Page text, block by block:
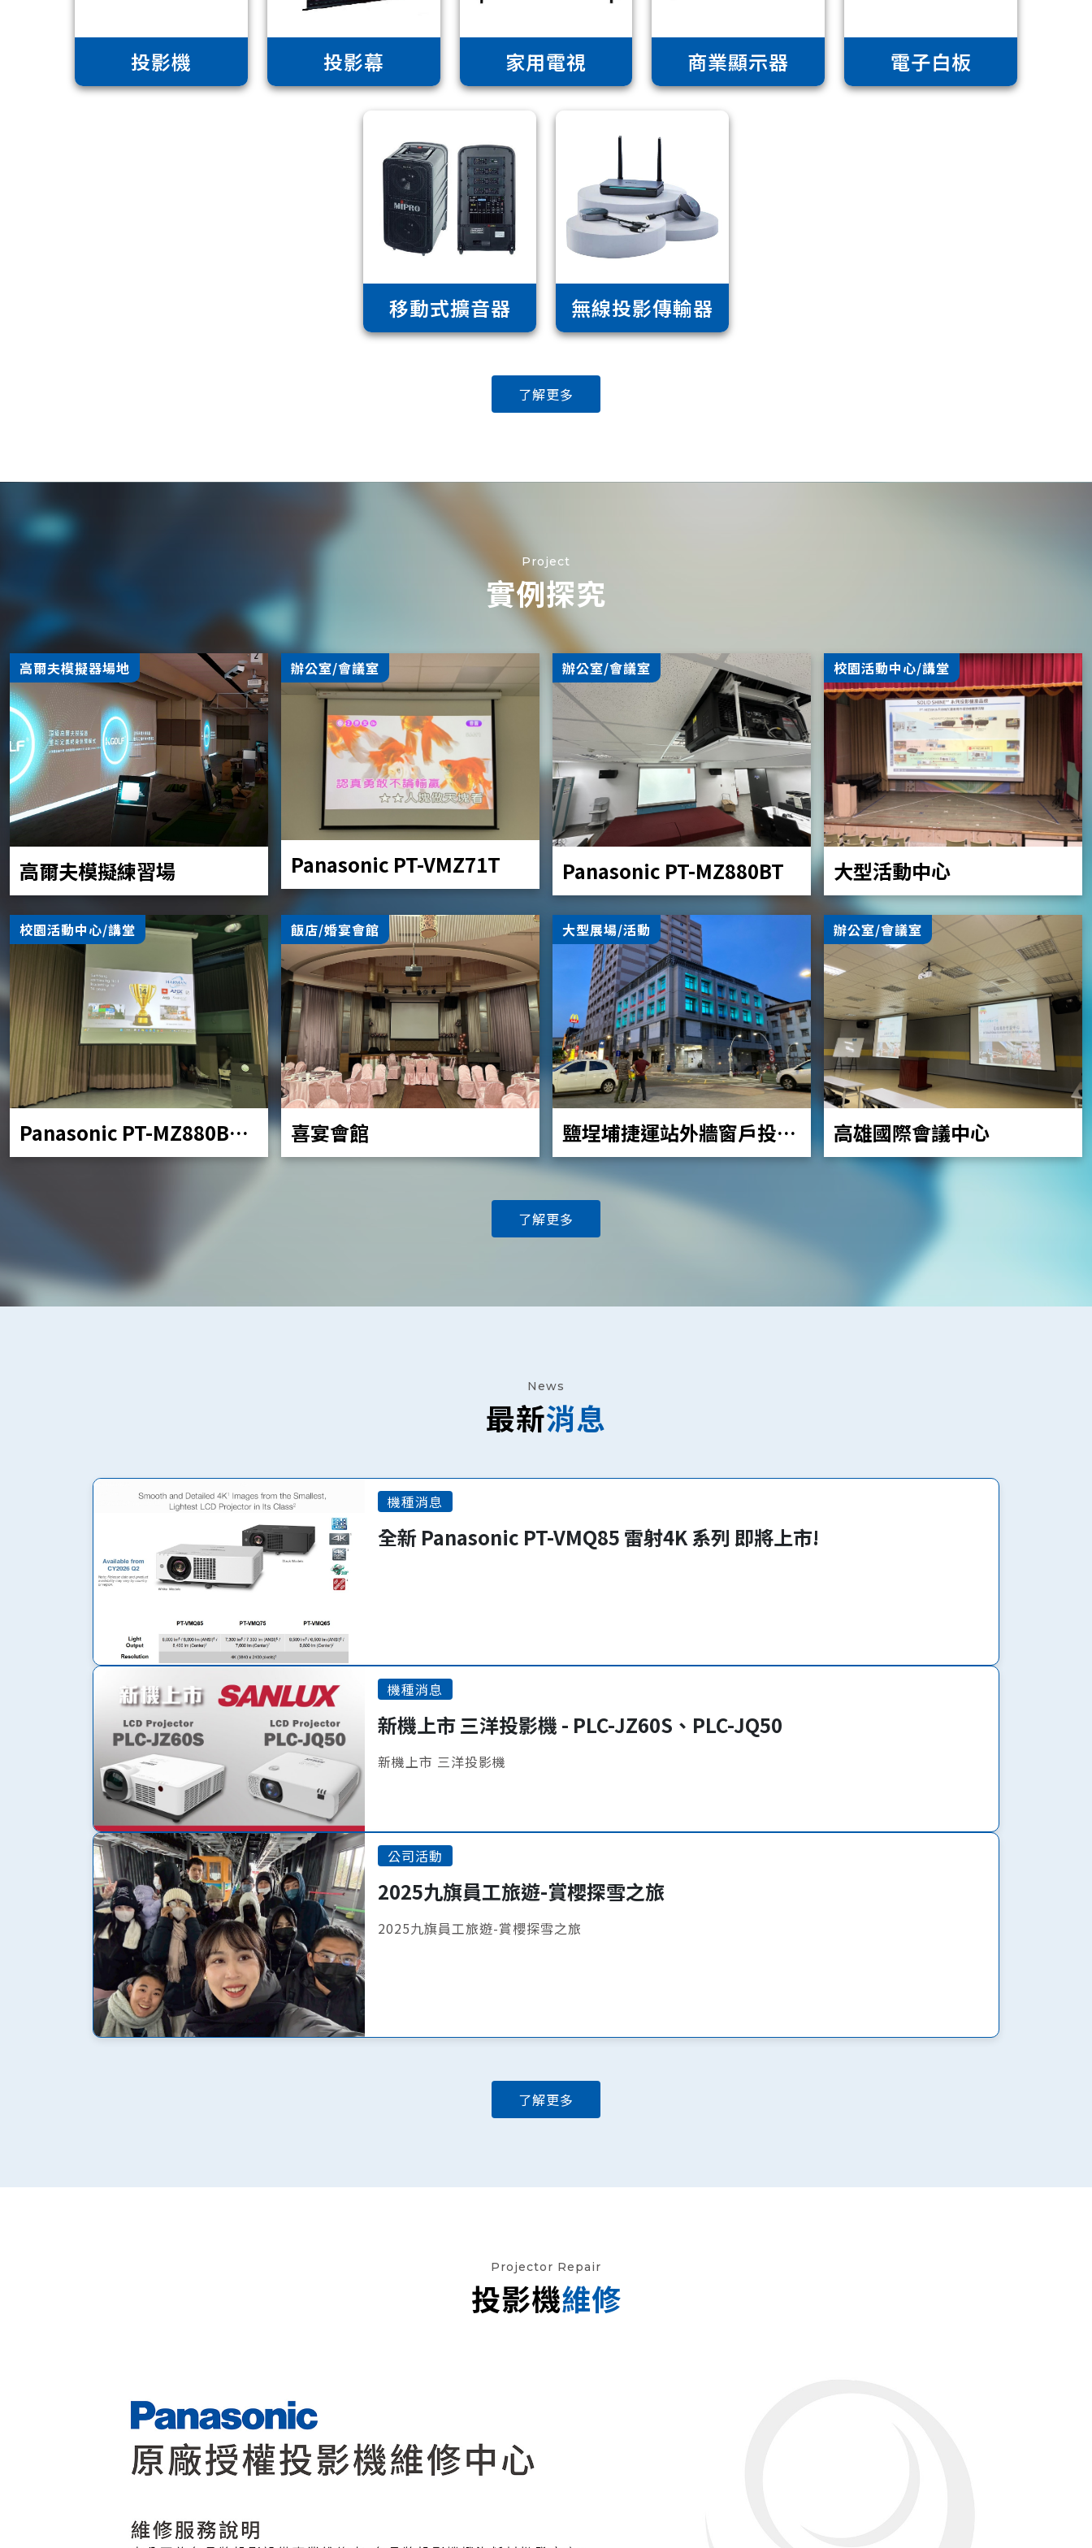
投影機 投影幕 家用電視 商業顯示器 電子白板
移動式擴音器 無線投影傳輸器
了解更多
Project
實例探究
高爾夫模擬器場地
高爾夫模擬練習場
辦公室/會議室
Panasonic PT-VMZ71T
辦公室/會議室
Panasonic PT-MZ880BT
校園活動中心/講堂
大型活動中心
校園活動中心/講堂
Panasonic PT-MZ880BT
移動投影
飯店/婚宴會館
喜宴會館
大型展場/活動
鹽埕埔捷運站外牆窗戶投影
(PT-VZ580)
辦公室/會議室
高雄國際會議中心
了解更多
News
最新消息
機種消息
全新 Panasonic PT-VMQ85 雷射4K 系列 即將上市!
機種消息
新機上市 三洋投影機 - PLC-JZ60S、PLC-JQ50
新機上市 三洋投影機
公司活動
2025九旗員工旅遊-賞櫻探雪之旅
2025九旗員工旅遊-賞櫻探雪之旅
了解更多
Projector Repair
投影機維修